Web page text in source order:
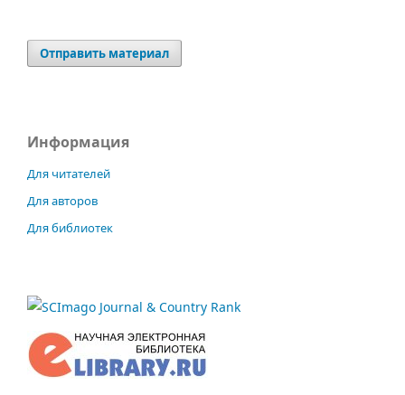
Отправить материал
Информация
Для читателей
Для авторов
Для библиотек